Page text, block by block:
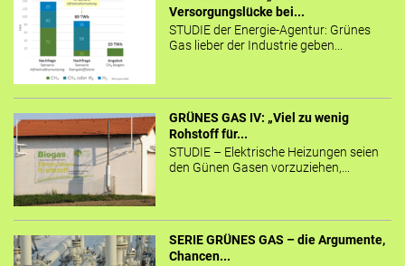
Versorgungslücke bei...
STUDIE der Energie-Agentur: Grünes
Gas lieber der Industrie geben...
GRÜNES GAS IV: „Viel zu wenig
Rohstoff für...
STUDIE – Elektrische Heizungen seien
den Günen Gasen vorzuziehen,...
SERIE GRÜNES GAS – die Argumente,
Chancen...